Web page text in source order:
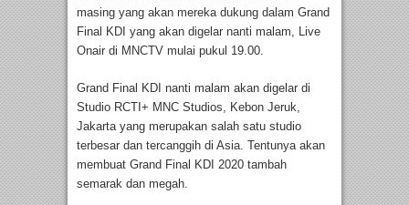
masing yang akan mereka dukung dalam Grand
Final KDI yang akan digelar nanti malam, Live
Onair di MNCTV mulai pukul 19.00.
Grand Final KDI nanti malam akan digelar di
Studio RCTI+ MNC Studios, Kebon Jeruk,
Jakarta yang merupakan salah satu studio
terbesar dan tercanggih di Asia. Tentunya akan
membuat Grand Final KDI 2020 tambah
semarak dan megah.